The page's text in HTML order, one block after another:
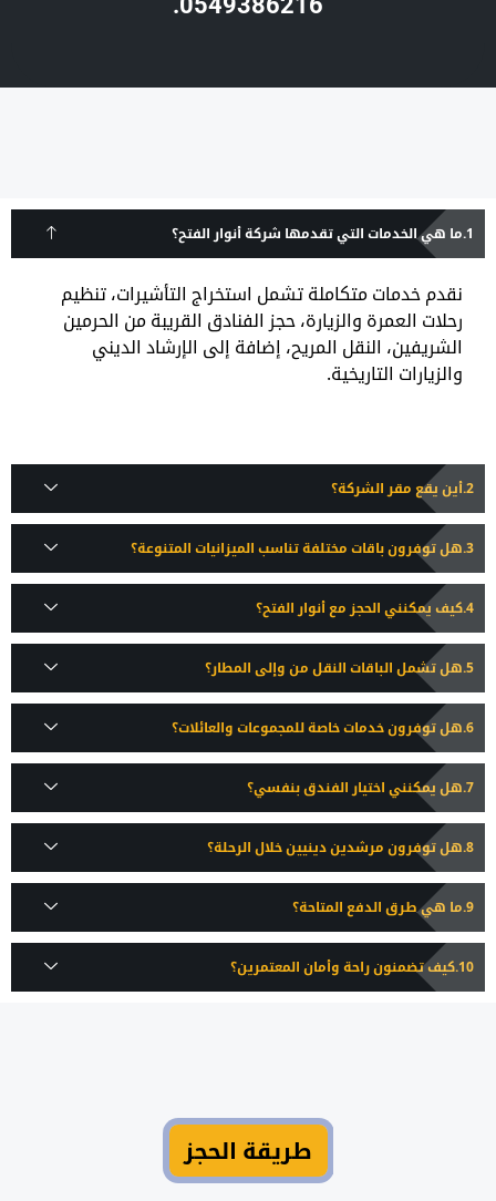
ما هي الخدمات التي تقدمها شركة أنوار الفتح؟
نقدم خدمات متكاملة تشمل استخراج التأشيرات، تنظيم
رحلات العمرة والزيارة، حجز الفنادق القريبة من الحرمين
الشريفين، النقل المريح، إضافة إلى الإرشاد الديني
والزيارات التاريخية.
أين يقع مقر الشركة؟
هل توفرون باقات مختلفة تناسب الميزانيات المتنوعة؟
كيف يمكنني الحجز مع أنوار الفتح؟
هل تشمل الباقات النقل من وإلى المطار؟
هل توفرون خدمات خاصة للمجموعات والعائلات؟
هل يمكنني اختيار الفندق بنفسي؟
هل توفرون مرشدين دينيين خلال الرحلة؟
ما هي طرق الدفع المتاحة؟
كيف تضمنون راحة وأمان المعتمرين؟
طريقة الحجز